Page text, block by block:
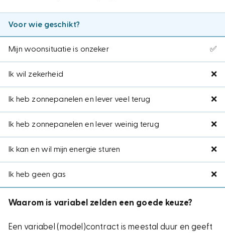
Voor wie geschikt?
Mijn woonsituatie is onzeker ✅
Ik wil zekerheid ❌
Ik heb zonnepanelen en lever veel terug ❌
Ik heb zonnepanelen en lever weinig terug ❌
Ik kan en wil mijn energie sturen ❌
Ik heb geen gas ❌
Waarom is variabel zelden een goede keuze?
Een variabel (model)contract is meestal duur en geeft